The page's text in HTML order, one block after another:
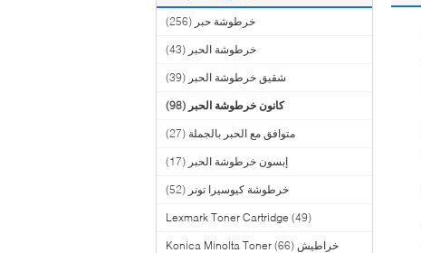
خرطوشة حبر (256)
خرطوشة الحبر (43)
شقيق خرطوشة الحبر (39)
كانون خرطوشة الحبر (98)
متوافق مع الحبر بالجملة (27)
إبسون خرطوشة الحبر (17)
خرطوشة كيوسيرا تونر (52)
Lexmark Toner Cartridge (49)
خراطيش Konica Minolta Toner (66)